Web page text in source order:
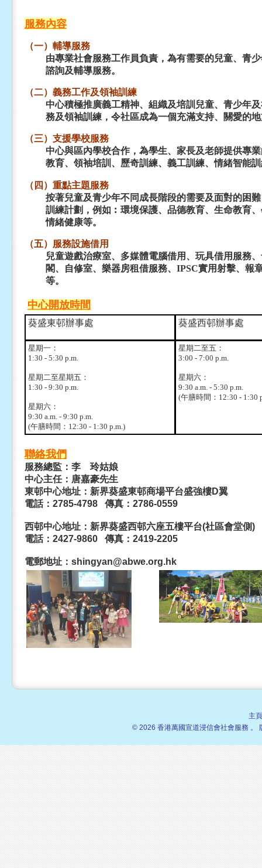
服務內容
（一）輔導服務
由專業社會服務工作員負責，為有需要的兒童、青少
諮詢及輔導服務。
（二）義務工作及領袖訓練
中心積極推廣義工精神、組織及培訓兒童、青少年及
務及領袖訓練，令社區成為一個充滿支持、關愛的地
（三）支援學校服務
中心與區內學校合作，為學生、家長及老師提供專業
教育、領袖培訓、歷奇訓練、義工訓練、情緒智能訓
（四）重點主題服務
按著兒童及青少年不同成長階段的需要及面對的困難
訓練計劃，例如︰環境保護、品德教育、生命教育、
情緒健康等。
（五）服務設施借用
兒童遊戲治療室、多媒體電腦借用、玩具借用服務、
閣、自修室、樂器房租借服務、IPSC實用射擊、報
等。
中心開放時間
葵盛東邨辦事處 葵盛西邨辦事處
星期一：
1:30 - 5:30 p.m.
星期二至星期五：
1:30 - 9:30 p.m.
星期六：
9:30 a.m. - 9:30 p.m.
(午膳時間：12:30 - 1:30 p.m.)
星期二至五：
3:00 - 7:00 p.m.
星期六：
9:30 a.m. - 5:30 p.m.
(午膳時間：12:30 - 1:30
聯絡我們
服務總監：李 玲姑娘
中心主任：唐嘉豪先生
東邨中心地址：新界葵盛東邨商場平台盛強樓D翼
電話：2785-4798 傳真：2786-0559
西邨中心地址：新界葵盛西邨六座五樓平台(社區會堂側)
電話：2427-9860 傳真：2419-2205
電郵地址：shingyan@abwe.org.hk
主頁
© 2026 香港萬國宣道浸信會社會服務 。